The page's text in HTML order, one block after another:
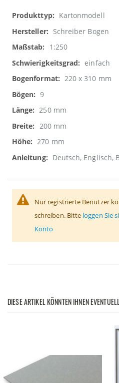
Weitere
Informationen
Kartonmodell
Schreiber Bogen
1:250
einfach
220 x 310 mm
9
250 mm
200 mm
270 mm
Deutsch, Englisch,
Nur registrierte Benutzer
schreiben. Bitte loggen Sie
Konto
DIESE ARTIKEL KÖNNTEN IHNEN